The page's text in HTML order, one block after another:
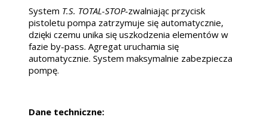
System T.S. TOTAL-STOP-zwalniając przycisk
pistoletu pompa zatrzymuje się automatycznie,
dzięki czemu unika się uszkodzenia elementów w
fazie by-pass. Agregat uruchamia się
automatycznie. System maksymalnie zabezpiecza
pompę.
Dane techniczne: